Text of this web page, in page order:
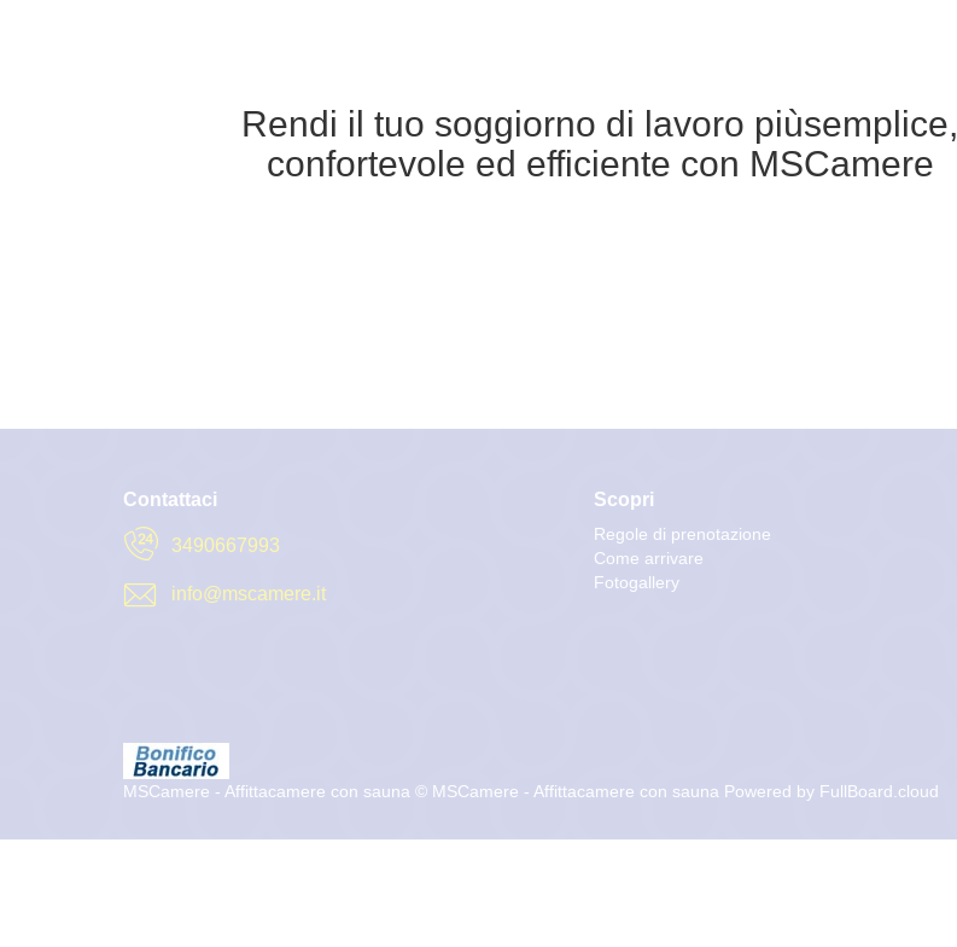
Rendi il tuo soggiorno di lavoro piùsemplice,
confortevole ed efficiente con MSCamere
Contattaci
3490667993
info@mscamere.it
Scopri
Regole di prenotazione
Come arrivare
Fotogallery
MSCamere - Affittacamere con sauna © MSCamere - Affittacamere con sauna Powered by FullBoard.cloud